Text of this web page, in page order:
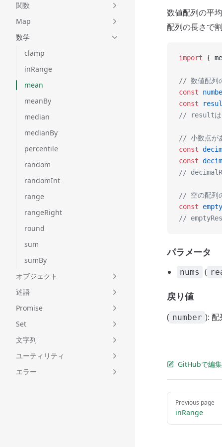
関数
Map
数学
clamp
inRange
mean
meanBy
median
medianBy
percentile
random
randomInt
range
rangeRight
round
sum
sumBy
オブジェクト
述語
Promise
Set
文字列
ユーティリティ
エラー
数値配列の平
配列の長さで
import {
// 数値配列
const
const
// resultは
// 小数点が
const
const
//
// 空の配列
const
//
パラメータ
nums (
戻り値
( number ):
GitHubで編
Pager
Previous page
inRange